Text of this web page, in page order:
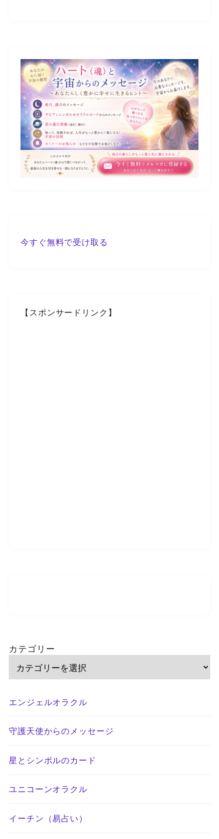
今すぐ無料で受け取る
【スポンサードリンク】
カテゴリー
エンジェルオラクル
守護天使からのメッセージ
星とシンボルのカード
ユニコーンオラクル
イーチン（易占い）